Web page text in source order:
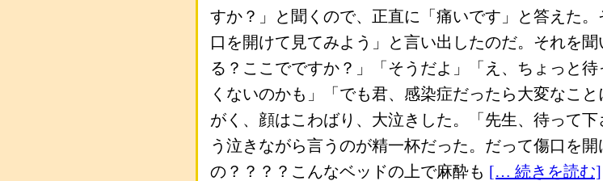
すか？」と聞くので、正直に「痛いです」と答えた
口を開けて見てみよう」と言い出したのだ。それを
る？ここでですか？」「そうだよ」「え、ちょっと
くないのかも」「でも君、感染症だったら大変なこ
がく、顔はこわばり、大泣きした。「先生、待って
う泣きながら言うのが精一杯だった。だって傷口を
の？？？？こんなベッドの上で麻酔も [… 続きを読む]